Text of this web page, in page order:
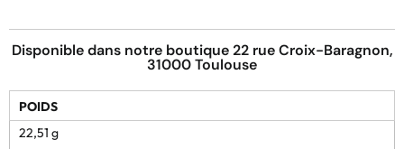
Disponible dans notre boutique 22 rue Croix-Baragnon,
31000 Toulouse
POIDS
22,51 g